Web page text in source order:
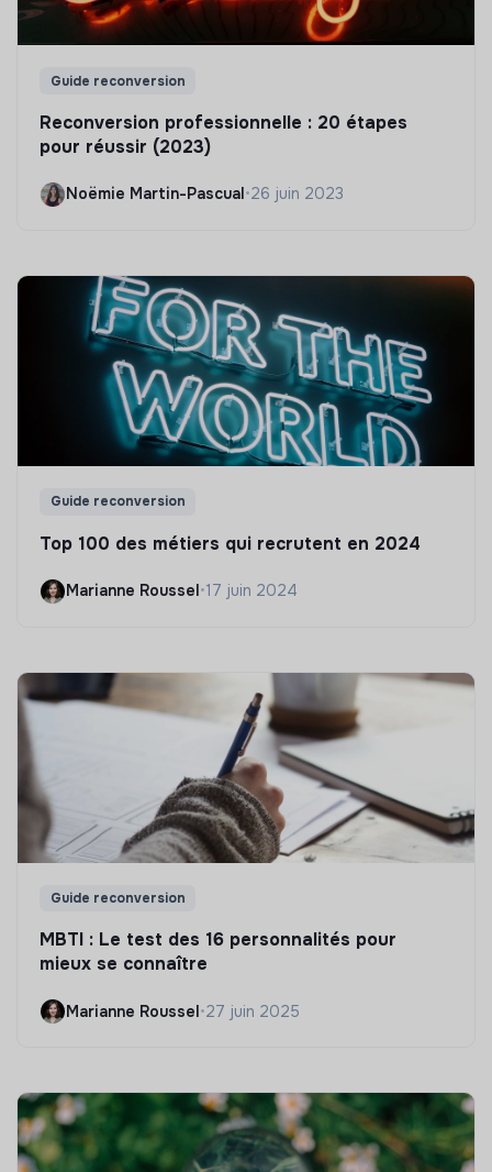
Guide reconversion
Reconversion professionnelle : 20 étapes
pour réussir (2023)
Noëmie Martin-Pascual •26 juin 2023
Guide reconversion
Top 100 des métiers qui recrutent en 2024
Marianne Roussel•17 juin 2024
Guide reconversion
MBTI : Le test des 16 personnalités pour
mieux se connaître
Marianne Roussel•27 juin 2025